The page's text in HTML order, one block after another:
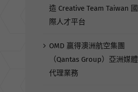
造 Creative Team Taiwan 國
際人才平台
OMD 贏得澳洲航空集團
（Qantas Group）亞洲媒體
代理業務